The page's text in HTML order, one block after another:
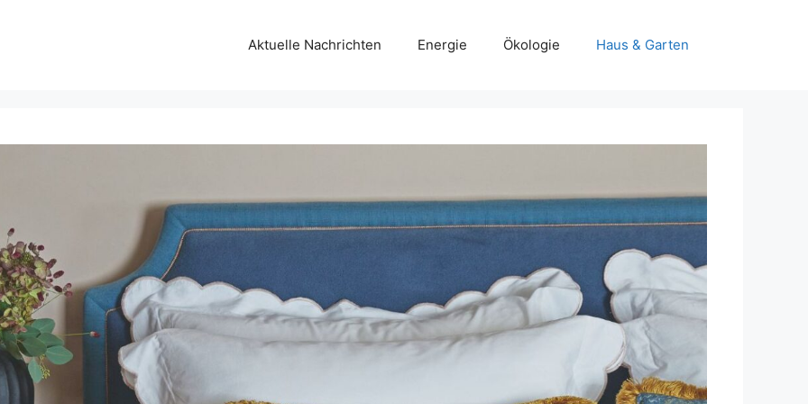
Aktuelle Nachrichten Energie Ökologie Haus & Garten